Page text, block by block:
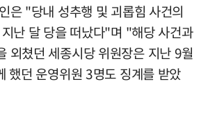
은 "당내 성추행 및 괴롭힘 사건의
난 달 당을 떠났다"며 "해당 사건과
외쳤던 세종시당 위원장은 지난 9월
했던 운영위원 3명도 징계를 받았